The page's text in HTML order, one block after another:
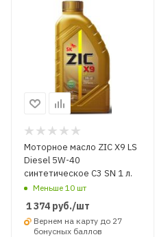
Моторное масло ZIC X9 LS
Diesel 5W-40
синтетическое C3 SN 1 л.
Меньше 10 шт
1 374 руб./шт
Вернем на карту до 27
бонусных баллов